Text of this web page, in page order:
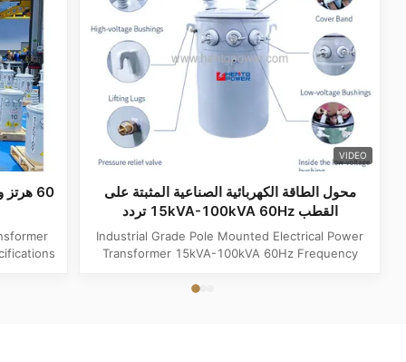
VIDEO
محول الطاقة الكهربائية الصناعية المثبتة على
القطب 15kVA-100kVA 60Hz تردد
Industrial Grade Pole Mounted Electrical Power
Transformer 15kVA-100kVA 60Hz Frequency
Frequency 60Hz Phase Single Phase Application